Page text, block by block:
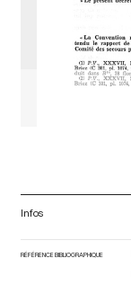
Infos
RÉFÉRENCE BIBLIOGRAPHIQUE